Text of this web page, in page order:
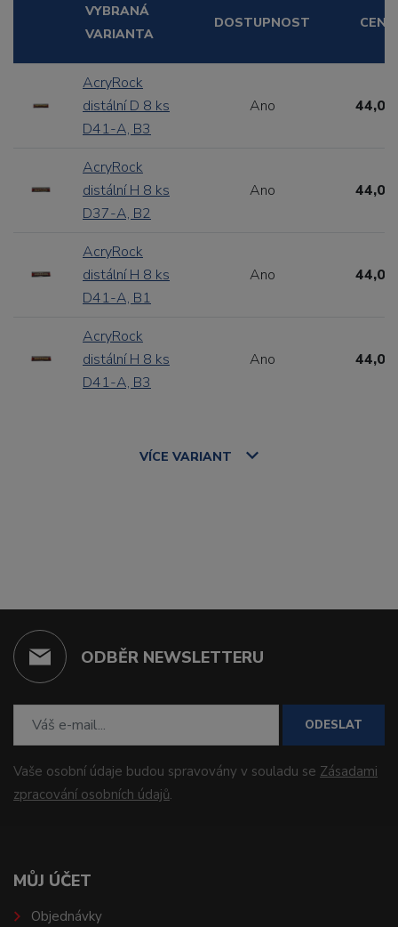
VYBRANÁ
VARIANTA
DOSTUPNOST CENA
AcryRock
distální D 8 ks
D41-A, B3
Ano 44,00
AcryRock
distální H 8 ks
D37-A, B2
Ano 44,00
AcryRock
distální H 8 ks
D41-A, B1
Ano 44,00
AcryRock
distální H 8 ks
D41-A, B3
Ano 44,00
VÍCE VARIANT
ODBĚR NEWSLETTERU
ODESLAT
Vaše osobní údaje budou spravovány v souladu se Zásadami
zpracování osobních údajů.
MŮJ ÚČET
Objednávky